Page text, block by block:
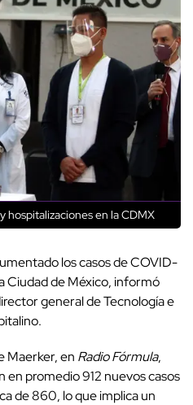
hospitalizaciones en la CDMX
los casos de COVID-
Ciudad de México, informó
general de Tecnología e
Maerker, en Radio Fórmula,
en promedio 912 nuevos casos
de 860, lo que implica un